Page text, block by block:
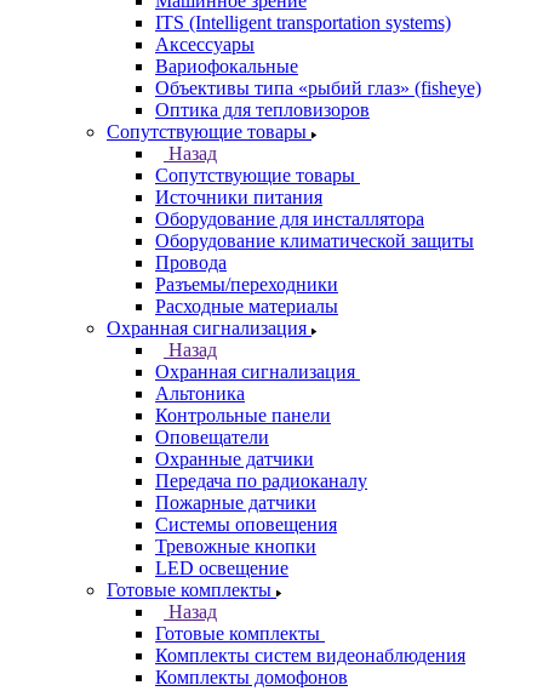
ITS (Intelligent transportation systems)
Аксессуары
Вариофокальные
Объективы типа «рыбий глаз» (fisheye)
Оптика для тепловизоров
Сопутствующие товары
Назад
Сопутствующие товары
Источники питания
Оборудование для инсталлятора
Оборудование климатической защиты
Провода
Разъемы/переходники
Расходные материалы
Охранная сигнализация
Назад
Охранная сигнализация
Альтоника
Контрольные панели
Оповещатели
Охранные датчики
Передача по радиоканалу
Пожарные датчики
Системы оповещения
Тревожные кнопки
LED освещение
Готовые комплекты
Назад
Готовые комплекты
Комплекты систем видеонаблюдения
Комплекты домофонов